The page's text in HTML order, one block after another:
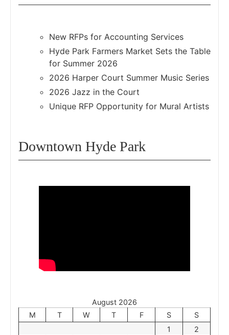
New RFPs for Accounting Services
Hyde Park Farmers Market Sets the Table
for Summer 2026
2026 Harper Court Summer Music Series
2026 Jazz in the Court
Unique RFP Opportunity for Mural Artists
Downtown Hyde Park
August 2026
M
T W T F S
S
1
2